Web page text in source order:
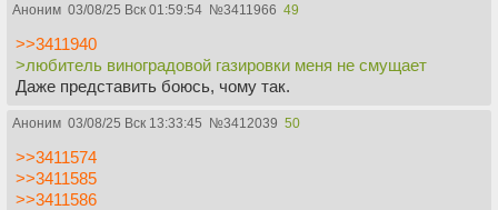
Аноним 03/08/25 Вск 01:59:54 №3411966 49
>>3411940
>любитель виноградовой газировки меня не смущает
Даже представить боюсь, чому так.
Аноним 03/08/25 Вск 13:33:45 №3412039 50
>>3411574
>>3411585
>>3411586